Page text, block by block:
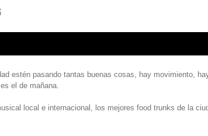
estén pasando tantas buenas cosas, hay movimiento,
el de mañana.
local e internacional, los mejores food trunks de la